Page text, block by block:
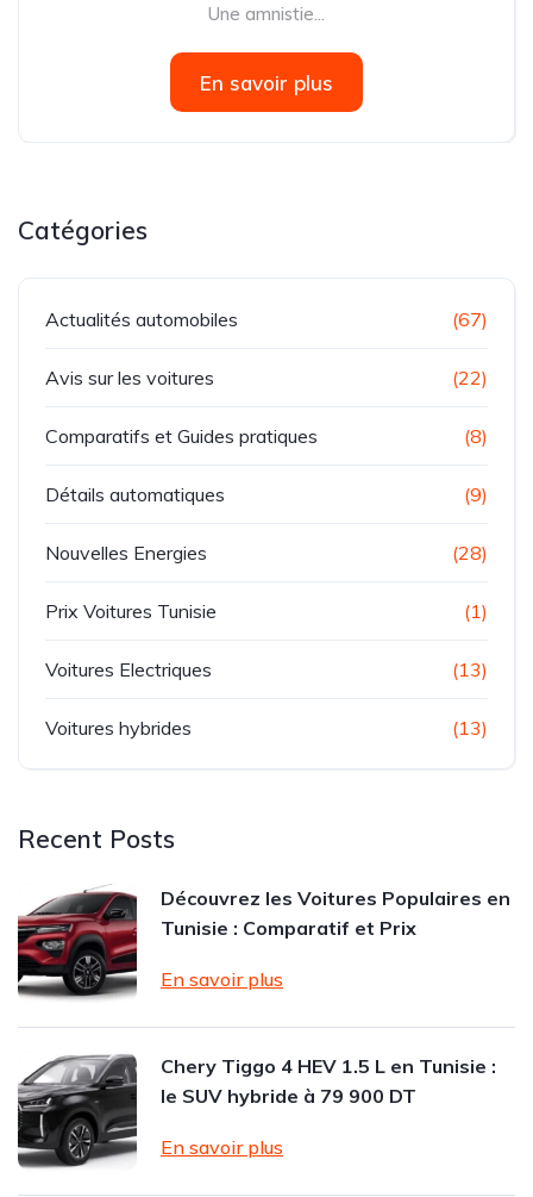
Une amnistie...
En savoir plus
Catégories
Actualités automobiles (67)
Avis sur les voitures (22)
Comparatifs et Guides pratiques (8)
Détails automatiques (9)
Nouvelles Energies (28)
Prix Voitures Tunisie (1)
Voitures Electriques (13)
Voitures hybrides (13)
Recent Posts
Découvrez les Voitures Populaires en
Tunisie : Comparatif et Prix
En savoir plus
Chery Tiggo 4 HEV 1.5 L en Tunisie :
le SUV hybride à 79 900 DT
En savoir plus